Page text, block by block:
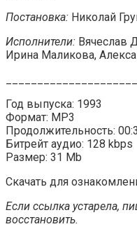
Постановка: Николай
Исполнители: Вячеслав
Ирина Маликова,
Год выпуска: 1993
Формат: MP3
Продолжительность:
Битрейт аудио: 128 kbps
Размер: 31 Mb
Скачать для
Если ссылка устарела,
восстановить.